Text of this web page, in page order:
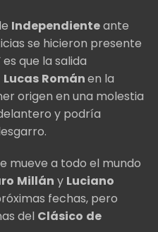
Independienteante
se hicieron presente
es que la salida
Lucas Románen la
origen en una molestia
y podría
mueve a todo el mundo
Millán y Luciano
fechas, pero
del Clásico de